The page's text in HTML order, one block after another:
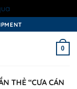
0
THẺ “CƯA CÁN